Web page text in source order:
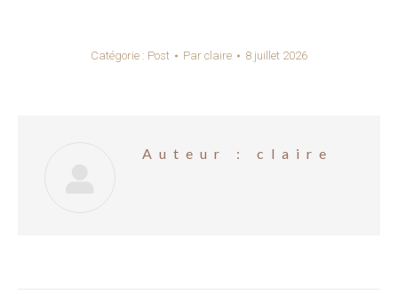
Catégorie : Post Par claire 8 juillet 2026
Auteur : claire